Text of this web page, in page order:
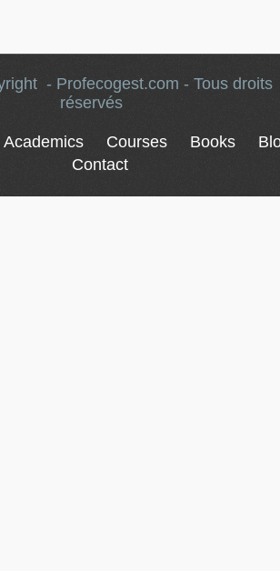
- Profecogest.com - Tous droits
réservés
Academics Courses Books
Contact